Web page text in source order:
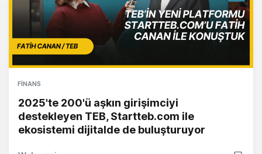
FINANS
2025'te 200'ü aşkın girişimciyi
destekleyen TEB, Startteb.com ile
ekosistemi dijitalde de buluşturuyor